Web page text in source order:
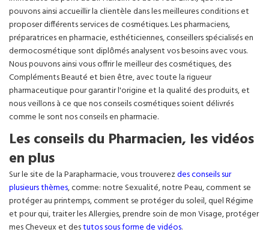
pouvons ainsi accueillir la clientèle dans les meilleures conditions et
proposer différents services de cosmétiques. Les pharmaciens,
préparatrices en pharmacie, esthéticiennes, conseillers spécialisés en
dermocosmétique sont diplômés analysent vos besoins avec vous.
Nous pouvons ainsi vous offrir le meilleur des cosmétiques, des
Compléments Beauté et bien être, avec toute la rigueur
pharmaceutique pour garantir l'origine et la qualité des produits, et
nous veillons à ce que nos conseils cosmétiques soient délivrés
comme le sont nos conseils en pharmacie.
Les conseils du Pharmacien, les vidéos
en plus
Sur le site de la Parapharmacie, vous trouverezdes conseils sur
plusieurs thèmes, comme: notre Sexualité, notre Peau, comment se
protéger au printemps, comment se protéger du soleil, quel Régime
et pour qui, traiter les Allergies, prendre soin de mon Visage, protéger
mes Cheveux et destutos sous forme de vidéos.